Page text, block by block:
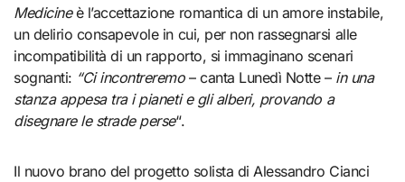
Medicineè l’accettazione romantica di un amore instabile,
un delirio consapevole in cui, per non rassegnarsi alle
incompatibilità di un rapporto, si immaginano scenari
sognanti: “Ci incontreremo– canta Lunedì Notte – in una
stanza appesa tra i pianeti e gli alberi, provando a
disegnare le strade perse“.
Il nuovo brano del progetto solista di Alessandro Cianci